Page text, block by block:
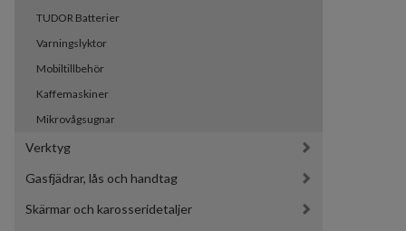
TUDOR Batterier
Varningslyktor
Mobiltillbehör
Kaffemaskiner
Mikrovågsugnar
Verktyg
Gasfjädrar, lås och handtag
Skärmar och karosseridetaljer